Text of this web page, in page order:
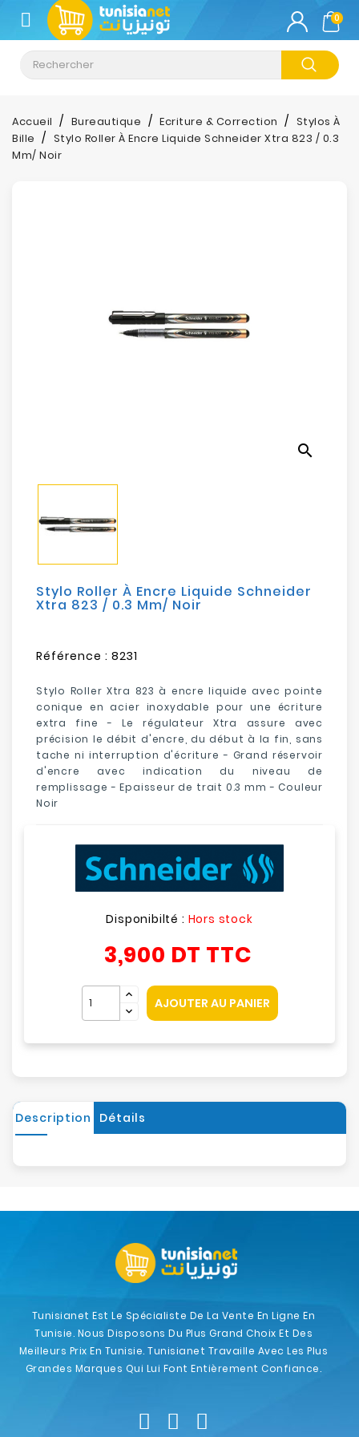
CATÉGORIE
Climatisation
Informatique
Téléphonie
Sécurité
Mobilités
Loisirs
0
Accueil Bureautique Ecriture & Correction
Stylos À
Bille
Stylo Roller À Encre Liquide Schneider Xtra 823 / 0.3
Mm/ Noir
search
Stylo Roller À Encre Liquide Schneider
Xtra 823 / 0.3 Mm/ Noir
Référence : 8231
Stylo Roller Xtra 823 à encre liquide avec pointe
conique en acier inoxydable pour une écriture
extra fine - Le régulateur Xtra assure avec
précision le débit d'encre, du début à la fin, sans
tache ni interruption d'écriture - Grand réservoir
d'encre avec indication du niveau de
remplissage - Epaisseur de trait 0.3 mm - Couleur
Noir
Disponibilté : Hors stock
3,900 DT TTC
AJOUTER AU PANIER
Description Détails
Tunisianet Est Le Spécialiste De La Vente En Ligne En
Tunisie. Nous Disposons Du Plus Grand Choix Et Des
Meilleurs Prix En Tunisie. Tunisianet Travaille Avec Les Plus
Grandes Marques Qui Lui Font Entièrement Confiance.